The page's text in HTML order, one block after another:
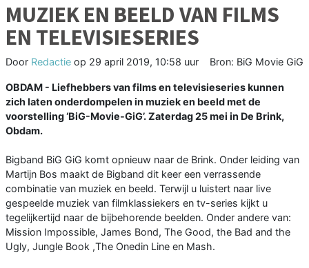
MUZIEK EN BEELD VAN FILMS
EN TELEVISIESERIES
Door Redactie op 29 april 2019, 10:58 uur Bron: BiG Movie GiG
OBDAM - Liefhebbers van films en televisieseries kunnen
zich laten onderdompelen in muziek en beeld met de
voorstelling ‘BiG-Movie-GiG’. Zaterdag 25 mei in De Brink,
Obdam.
Bigband BiG GiG komt opnieuw naar de Brink. Onder leiding van
Martijn Bos maakt de Bigband dit keer een verrassende
combinatie van muziek en beeld. Terwijl u luistert naar live
gespeelde muziek van filmklassiekers en tv-series kijkt u
tegelijkertijd naar de bijbehorende beelden. Onder andere van:
Mission Impossible, James Bond, The Good, the Bad and the
Ugly, Jungle Book ,The Onedin Line en Mash.